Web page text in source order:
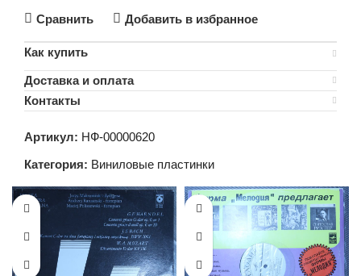
Сравнить Добавить в избранное
Как купить
Доставка и оплата
Контакты
Артикул: НФ-00000620
Категория: Виниловые пластинки